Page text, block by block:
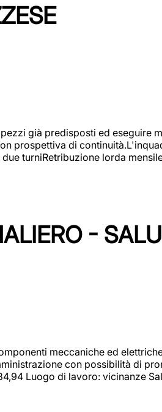
già predisposti ed eseguire
prospettiva di
turniRetribuzione lorda
-
meccaniche ed
con possibilità di
Luogo di lavoro: vicinanze